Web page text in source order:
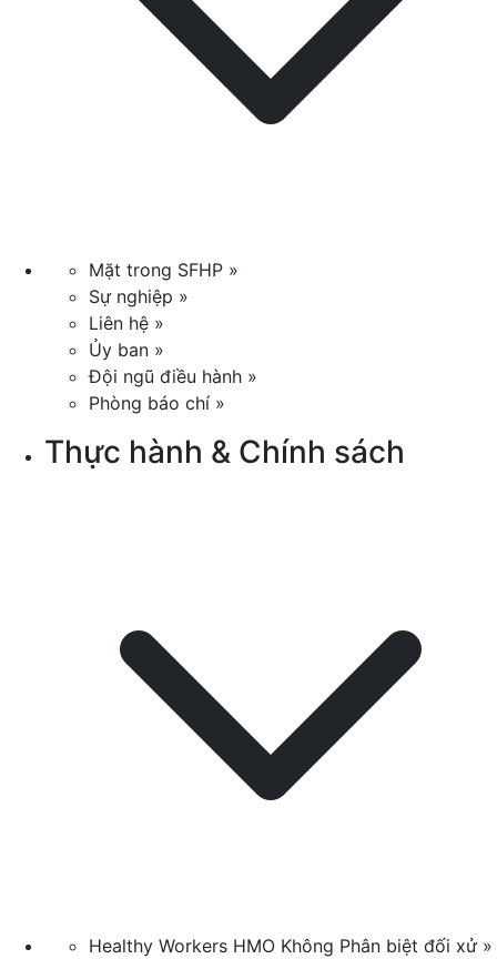
Mặt trong SFHP »
Sự nghiệp »
Liên hệ »
Ủy ban »
Đội ngũ điều hành »
Phòng báo chí »
Thực hành & Chính sách
Healthy Workers HMO Không Phân biệt đối xử »